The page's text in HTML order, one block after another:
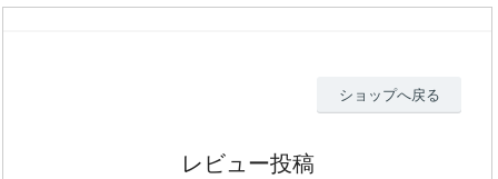
ショップへ戻る
レビュー投稿